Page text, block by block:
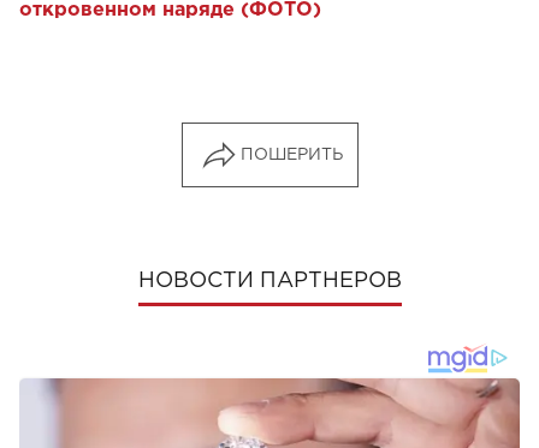
откровенном наряде (ФОТО)
ПОШЕРИТЬ
НОВОСТИ ПАРТНЕРОВ